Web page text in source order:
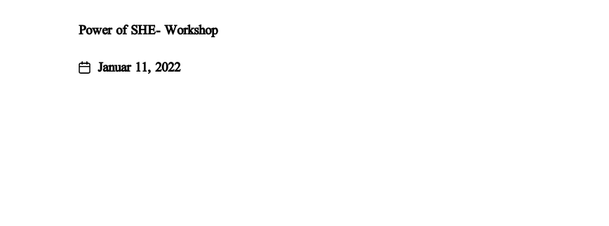
Power of SHE- Workshop
Januar 11, 2022